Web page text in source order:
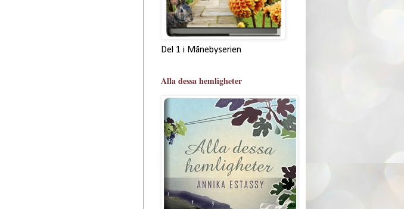
Del 1 i Månebyserien
Alla dessa hemligheter